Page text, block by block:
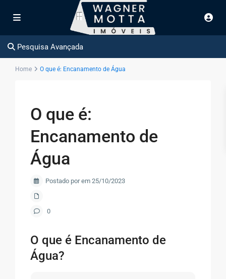
Pesquisa Avançada
Home O que é: Encanamento de Água
O que é:
Encanamento de
Água
Postado por em 25/10/2023
0
O que é Encanamento de
Água?